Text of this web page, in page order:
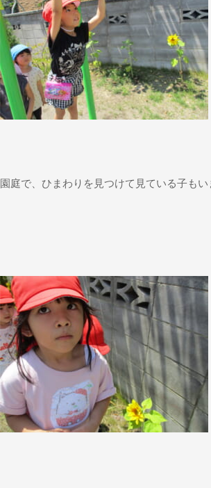
園庭で、ひまわりを見つけて見ている子も